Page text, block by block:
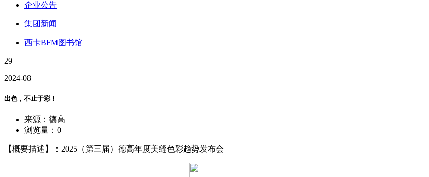
企业公告
集团新闻
西卡BFM图书馆
29
2024-08
出色，不止于彩！
来源：德高
浏览量： 0
【概要描述】：2025（第三届）德高年度美缝色彩趋势发布会